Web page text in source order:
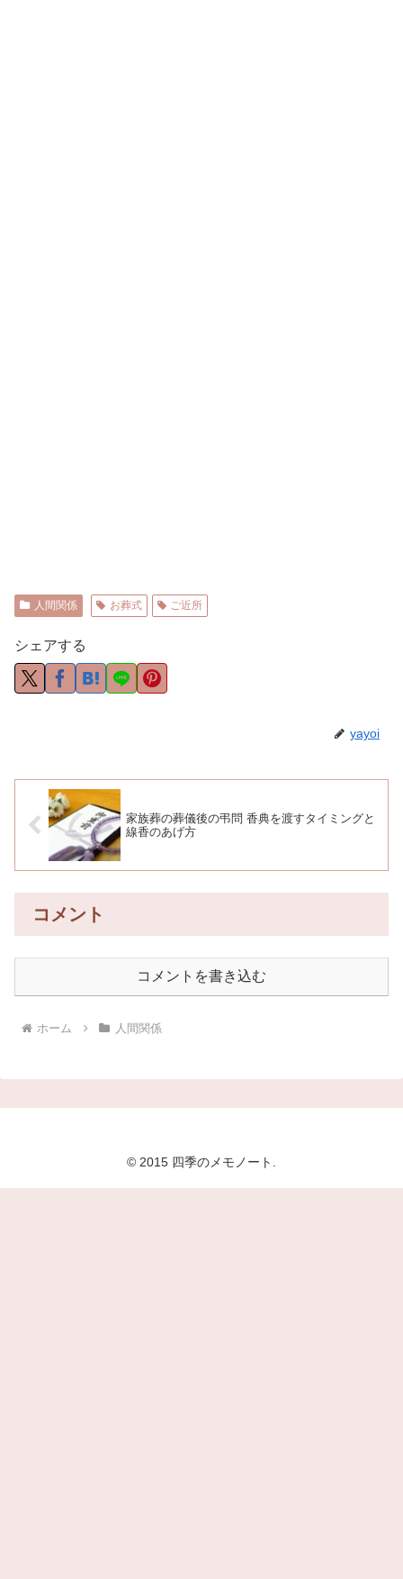
人間関係 お葬式 ご近所
シェアする
yayoi
家族葬の葬儀後の弔問 香典を渡すタイミングと
線香のあげ方
コメント
コメントを書き込む
ホーム 人間関係
© 2015 四季のメモノート.